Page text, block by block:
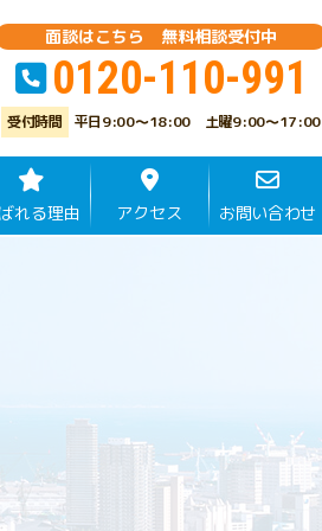
面談はこちら 無料相談受付中
0120-110-991
平日9:00～18:00 土曜9:00～17:00
れる理由 アクセス お問い合わせ